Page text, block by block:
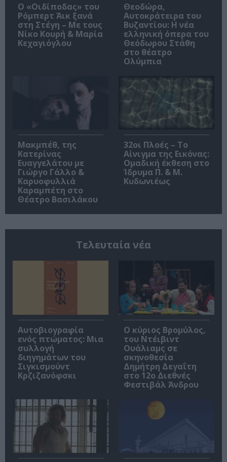
O «Οιδίποδας» του
Ρόμπερτ Άικ ξανά
στη Στέγη – Με τους
Νίκο Κουρή & Μαρία
Κεχαγιόγλου
Θεοδώρα,
Αυτοκράτειρα του
Βυζαντίου: Η νέα
ελληνική όπερα του
Θεόδωρου Στάθη
στο θέατρο
Ολύμπια
Μακμπέθ, της
Κατερίνας
Ευαγγελάτου με
Γιώργο Γάλλο &
Καρυοφυλλιά
Καραμπέτη στο
Θέατρο Βασιλάκου
32οι Πλοές – Το
Αίνιγμα της Εικόνας:
Ομαδική έκθεση στο
Ίδρυμα Π. & Μ.
Κυδωνιέως
Τελευταία νέα
Αυτοβιογραφία
ενός πτώματος: Μια
συλλογή
διηγημάτων του
Σιγκισμούντ
Κρζιζανόφσκι
O κύριος Βρομύλος,
του Ντέιβιντ
Ουάλιαμς σε
σκηνοθεσία
Δημήτρη Δεγαΐτη
στο 12ο Διεθνές
Φεστιβάλ Άνδρου